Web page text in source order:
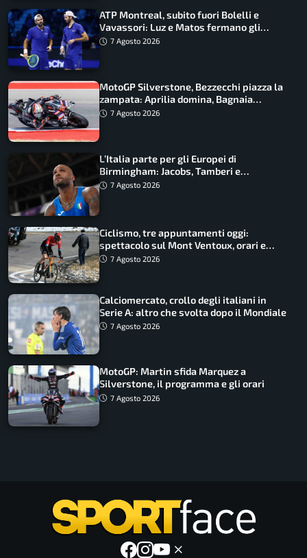
ATP Montreal, subito fuori Bolelli e
Vavassori: Luz e Matos fermano gli
azzurri
7 Agosto 2026
MotoGP Silverstone, Bezzecchi piazza la
zampata: Aprilia domina, Bagnaia
costretto al Q1
7 Agosto 2026
L’Italia parte per gli Europei di
Birmingham: Jacobs, Tamberi e
Battocletti guidano una spedizione
7 Agosto 2026
Ciclismo, tre appuntamenti oggi:
spettacolo sul Mont Ventoux, orari e
come vederli
7 Agosto 2026
Calciomercato, crollo degli italiani in
Serie A: altro che svolta dopo il Mondiale
7 Agosto 2026
MotoGP: Martin sfida Marquez a
Silverstone, il programma e gli orari
7 Agosto 2026